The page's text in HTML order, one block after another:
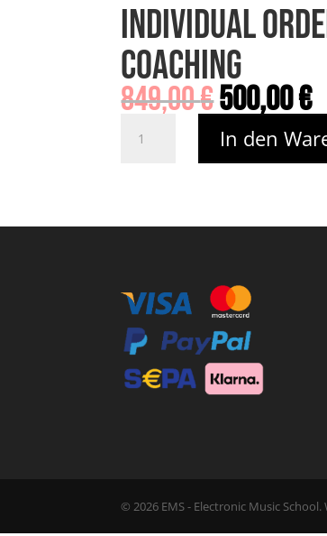
Individual
coaching
849,00€
Preis
war:
500,00€
-
Double
coaching
Menge
In den
© 2026 EMS - Electronic Music School.